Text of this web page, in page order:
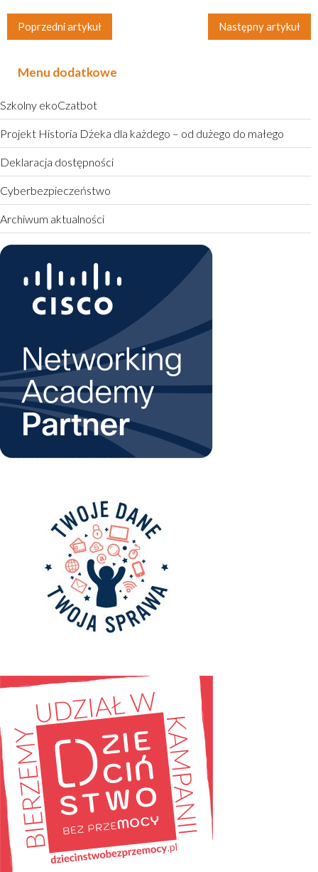
Menu dodatkowe
Szkolny ekoCzatbot
Projekt Historia Dżeka dla każdego – od dużego do małego
Deklaracja dostępności
Cyberbezpieczeństwo
Archiwum aktualności
Poprzedni artykuł Następny artykuł